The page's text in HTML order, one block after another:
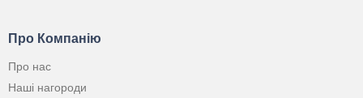
Про Компанію
Про нас
Наші нагороди